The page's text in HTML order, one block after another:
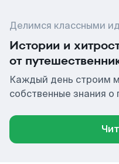
Делимся классными
Истории и
от
Каждый день строим
собственные знания о